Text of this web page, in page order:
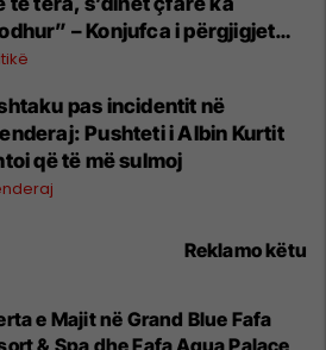
– Konjufca i përgjigjet
pas incidentit në
Pushteti i Albin Kurtit
që të më sulmoj
Reklamo këtu
e Majit në Grand Blue Fafa
& Spa dhe Fafa Aqua Palace